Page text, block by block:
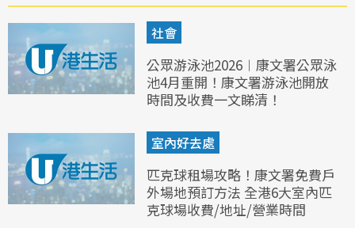
社會
公眾游泳池2026︱康文署公眾泳
池4月重開！康文署游泳池開放
時間及收費一文睇清！
室內好去處
匹克球租場攻略！康文署免費戶
外場地預訂方法 全港6大室內匹
克球場收費/地址/營業時間